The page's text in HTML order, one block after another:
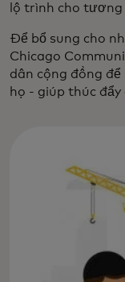
lộ trình cho tương
Để bổ sung cho
Chicago
dân cộng đồng
họ - giúp thúc